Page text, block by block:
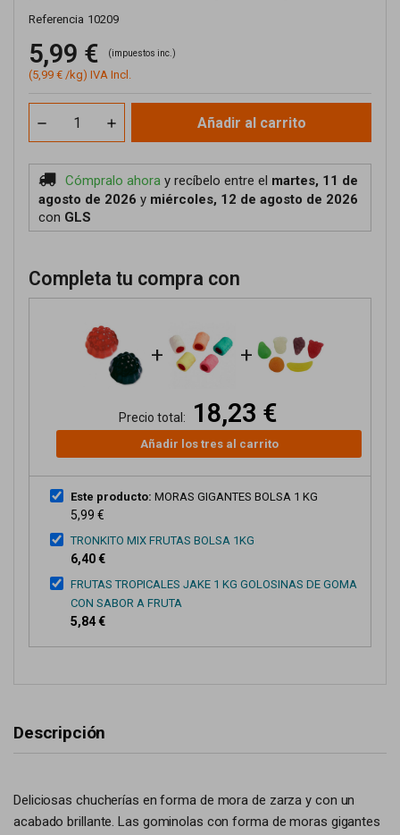
Referencia 10209
5,99 € (impuestos inc.)
(5,99 € /kg) IVA Incl.
Añadir al carrito
Cómpralo ahora y recíbelo entre el martes, 11 de
agosto de 2026 y miércoles, 12 de agosto de 2026
con GLS
Completa tu compra con
+ +
Precio total: 18,23 €
Añadir los tres al carrito
Este producto: MORAS GIGANTES BOLSA 1 KG
5,99 €
TRONKITO MIX FRUTAS BOLSA 1KG
6,40 €
FRUTAS TROPICALES JAKE 1 KG GOLOSINAS DE GOMA
CON SABOR A FRUTA
5,84 €
Descripción
Deliciosas chucherías en forma de mora de zarza y con un
acabado brillante. Las gominolas con forma de moras gigantes